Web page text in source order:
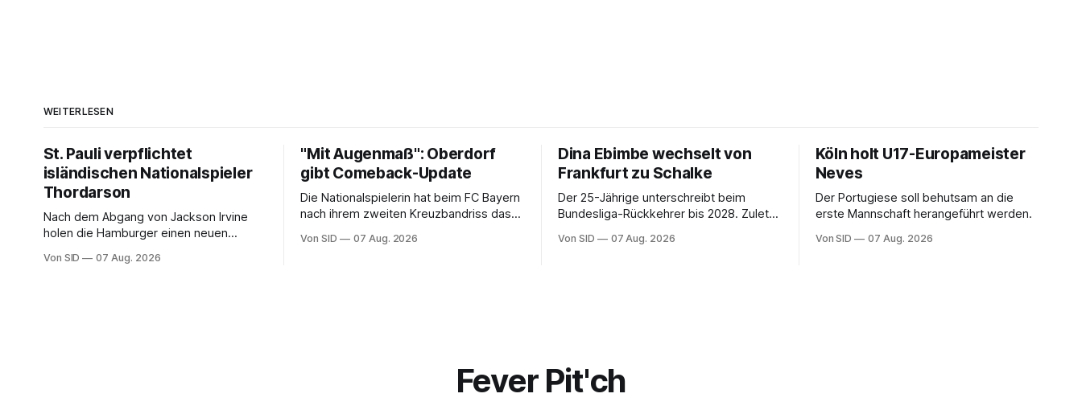
WEITERLESEN
St. Pauli verpflichtet
isländischen Nationalspieler
Thordarson
Nach dem Abgang von Jackson Irvine
holen die Hamburger einen neuen
Von SID 07 Aug. 2026
"Mit Augenmaß": Oberdorf
gibt Comeback-Update
Die Nationalspielerin hat beim FC Bayern
nach ihrem zweiten Kreuzbandriss das
Von SID 07 Aug. 2026
Dina Ebimbe wechselt von
Frankfurt zu Schalke
Der 25-Jährige unterschreibt beim
Bundesliga-Rückkehrer bis 2028. Zuletzt
Von SID 07 Aug. 2026
Köln holt U17-Europameister
Neves
Der Portugiese soll behutsam an die
erste Mannschaft herangeführt werden.
Von SID 07 Aug. 2026
Fever Pit'ch